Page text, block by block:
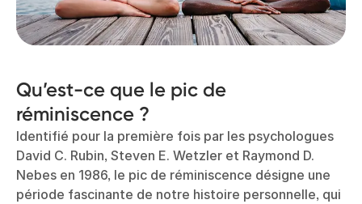
Qu’est-ce que le pic de
réminiscence ?
Identifié pour la première fois par les psychologues
David C. Rubin, Steven E. Wetzler et Raymond D.
Nebes en 1986, le pic de réminiscence désigne une
période fascinante de notre histoire personnelle, qui